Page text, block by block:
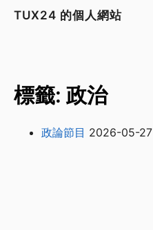
TUX24 的個人網站
標籤: 政治
政論節目 2026-05-27